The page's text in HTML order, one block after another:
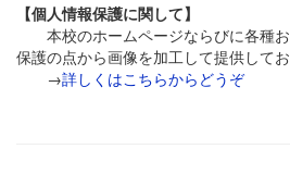
【個人情報保護に関して】
本校のホームページならびに各種お
保護の点から画像を加工して提供してお
→詳しくはこちらからどうぞ